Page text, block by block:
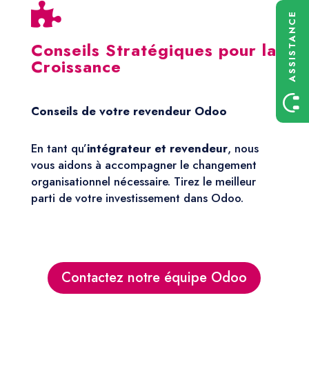

Conseils Stratégiques pour la
Croissance
Conseils de votre revendeur Odoo
En tant qu’intégrateur et revendeur, nous
vous aidons à accompagner le changement
organisationnel nécessaire. Tirez le meilleur
parti de votre investissement dans Odoo.
Contactez notre équipe Odoo
ASSISTANCE